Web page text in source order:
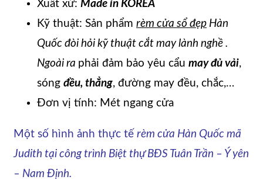
Xuất xứ: Made in KOREA
Kỹ thuật: Sản phẩm rèm cửa sổ đẹp Hàn
Quốc đòi hỏi kỹ thuật cắt may lành nghề .
Ngoài ra phải đảm bảo yêu cẩu may đủ vải,
sóng đều, thẳng, đường may đều, chắc,…
Đơn vị tính: Mét ngang cửa
Một số hình ảnh thực tế rèm cửa Hàn Quốc mã
Judith tại công trình Biệt thự BĐS Tuân Trần – Ý yên
– Nam Định.